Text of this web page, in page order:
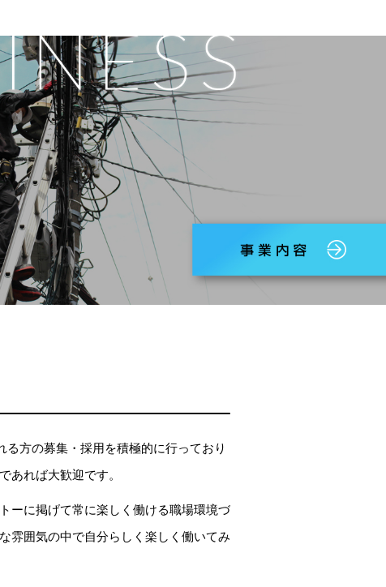
方の募集・採用を積極的に行っており
あれば大歓迎です。
ーに掲げて常に楽しく働ける職場環境づ
雰囲気の中で自分らしく楽しく働いてみ